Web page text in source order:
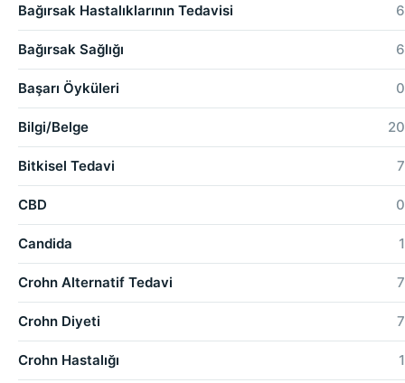
Bağırsak Hastalıklarının Tedavisi 6
Bağırsak Sağlığı 6
Başarı Öyküleri 0
Bilgi/Belge 20
Bitkisel Tedavi 7
CBD 0
Candida 1
Crohn Alternatif Tedavi 7
Crohn Diyeti 7
Crohn Hastalığı 1